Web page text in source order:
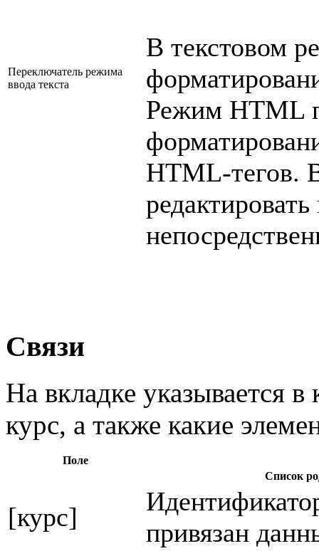
Переключатель режима
ввода текста
В текстовом
Режим HTML
HTML-тегов.
Связи
На вкладке указывается
курс, а также какие
Поле
Список
[курс]
привязан